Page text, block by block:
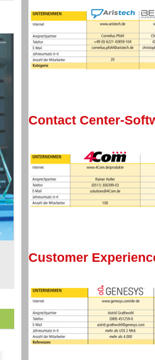
Contact Center-
Customer